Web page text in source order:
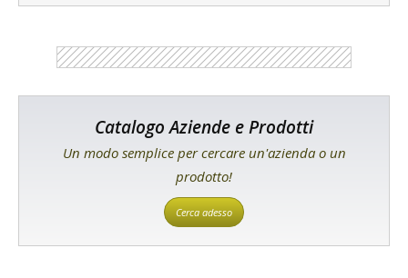
Catalogo Aziende e Prodotti
Un modo semplice per cercare un'azienda o un
prodotto!
Cerca adesso